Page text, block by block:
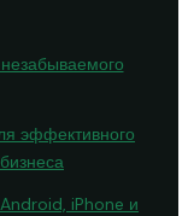
эффективного
iPhone и